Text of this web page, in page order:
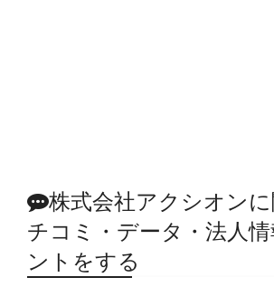
株式会社アクシオン
チコミ・データ・法人
ントをする